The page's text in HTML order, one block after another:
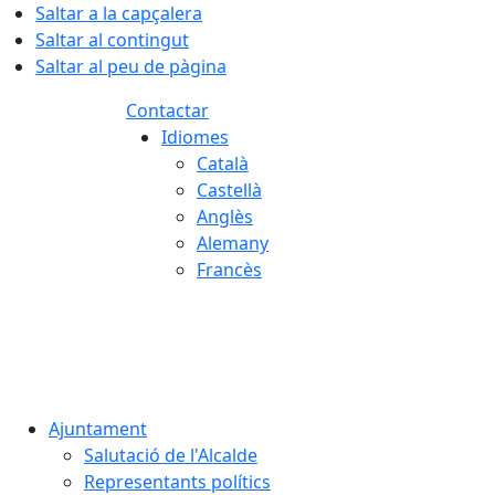
Saltar a la capçalera
Saltar al contingut
Saltar al peu de pàgina
Contactar
Idiomes
Català
Castellà
Anglès
Alemany
Francès
Ajuntament
Salutació de l'Alcalde
Representants polítics